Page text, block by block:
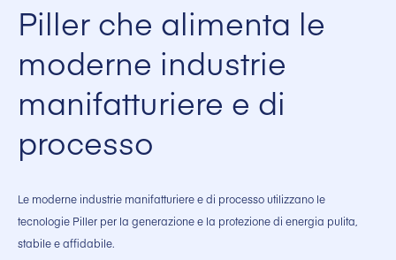
Piller che alimenta le
moderne industrie
manifatturiere e di
processo
Le moderne industrie manifatturiere e di processo utilizzano le
tecnologie Piller per la generazione e la protezione di energia pulita,
stabile e affidabile.